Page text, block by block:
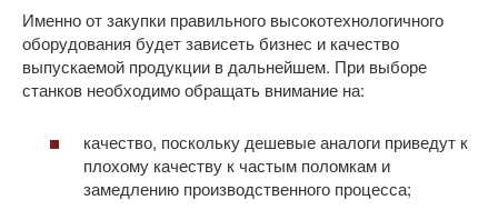
Именно от закупки правильного высокотехнологичного
оборудования будет зависеть бизнес и качество
выпускаемой продукции в дальнейшем. При выборе
станков необходимо обращать внимание на:
качество, поскольку дешевые аналоги приведут к
плохому качеству к частым поломкам и
замедлению производственного процесса;